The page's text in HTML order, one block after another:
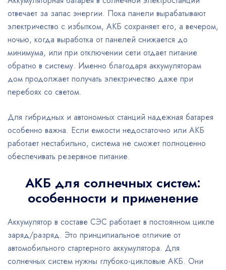
отвечает за запас энергии. Пока панели вырабатывают
электричество с избытком, АКБ сохраняет его, а вечером,
ночью, когда выработка от панелей снижается до
минимума, или при отключении сети отдает питание
обратно в систему. Именно благодаря аккумуляторам
дом продолжает получать электричество даже при
перебоях со светом.
Для гибридных и автономных станций надежная батарея
особенно важна. Если емкости недостаточно или АКБ
работает нестабильно, система не сможет полноценно
обеспечивать резервное питание.
АКБ для солнечных систем:
особенности и применение
Аккумулятор в составе СЭС работает в постоянном цикле
заряд/разряд. Это принципиальное отличие от
автомобильного стартерного аккумулятора. Для
солнечных систем нужны глубоко-цикловые АКБ. Они